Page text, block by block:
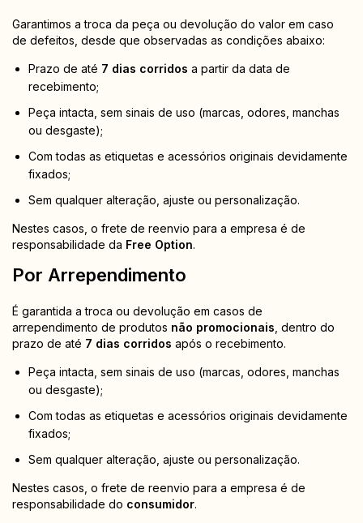
Garantimos a troca da peça ou devolução do valor em caso
de defeitos, desde que observadas as condições abaixo:
Prazo de até 7 dias corridos a partir da data de
recebimento;
Peça intacta, sem sinais de uso (marcas, odores, manchas
ou desgaste);
Com todas as etiquetas e acessórios originais devidamente
fixados;
Sem qualquer alteração, ajuste ou personalização.
Nestes casos, o frete de reenvio para a empresa é de
responsabilidade da Free Option.
Por Arrependimento
É garantida a troca ou devolução em casos de
arrependimento de produtos não promocionais , dentro do
prazo de até 7 dias corridos após o recebimento.
Peça intacta, sem sinais de uso (marcas, odores, manchas
ou desgaste);
Com todas as etiquetas e acessórios originais devidamente
fixados;
Sem qualquer alteração, ajuste ou personalização.
Nestes casos, o frete de reenvio para a empresa é de
responsabilidade do consumidor.